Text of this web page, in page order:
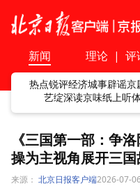
新闻 理论 | 评
热点锐评经济城事辟谣京
艺绽深读京味纸上听
《三国第一部：争
操为主视角展开三
来源： 北京日报客户端2026-07-